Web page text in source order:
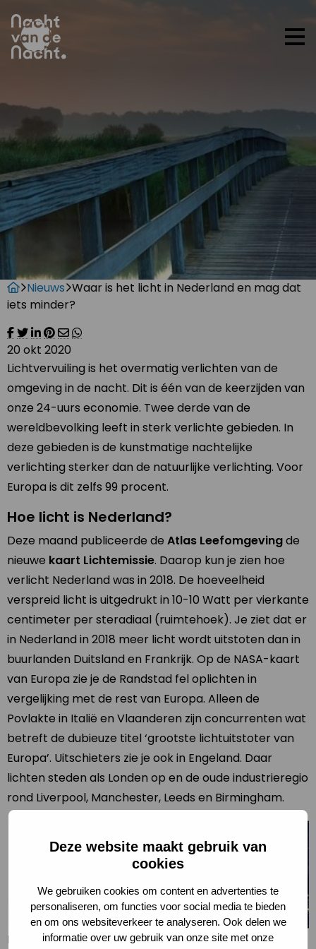
Deze website maakt gebruik van
cookies
We gebruiken cookies om content en advertenties te
personaliseren, om functies voor social media te bieden
en om ons websiteverkeer te analyseren. Ook delen we
informatie over uw gebruik van onze site met onze
Nieuws Waar is het licht in Nederland en mag dat
iets minder?
20 okt 2020
Lichtvervuiling is het overmatig verlichten van de
omgeving in de nacht. Dit is één van de keerzijden van
onze 24-uurs economie. Twee derde van de
wereldbevolking leeft in sterk verlichte gebieden. In
deze gebieden is de kunstmatige nachtelijke
verlichting sterker dan de natuurlijke verlichting. Voor
Europa is dit zelfs 99 procent.
Hoe licht is Nederland?
Deze maand publiceerde de Atlas Leefomgevingde
nieuwe kaart Lichtemissie. Daarop kun je zien hoe
verlicht Nederland was in 2018. De hoeveelheid
verspreid licht is uitgedrukt in 10-10 Watt per vierkante
centimeter per steradiaal (ruimtehoek). Je ziet dat er
in Nederland in 2018 meer licht wordt uitstoten dan in
buurlanden Duitsland en Frankrijk. Op de NASA-kaart
van Europa zie je de Randstad fel oplichten in
vergelijking met de rest van Europa. Alleen de
Povlakte in Italië en Vlaanderen zijn concurrenten wat
betreft de dubieuze titel ‘grootste lichtuitstoter van
Europa’. Uitschieters zie je ook in Engeland. Daar
lichten steden als Londen op en de oude industrieregio
rond Liverpool, Manchester, Leeds en Birmingham.
Kaarten lichtemissie in Nederland (Bron: Atlas